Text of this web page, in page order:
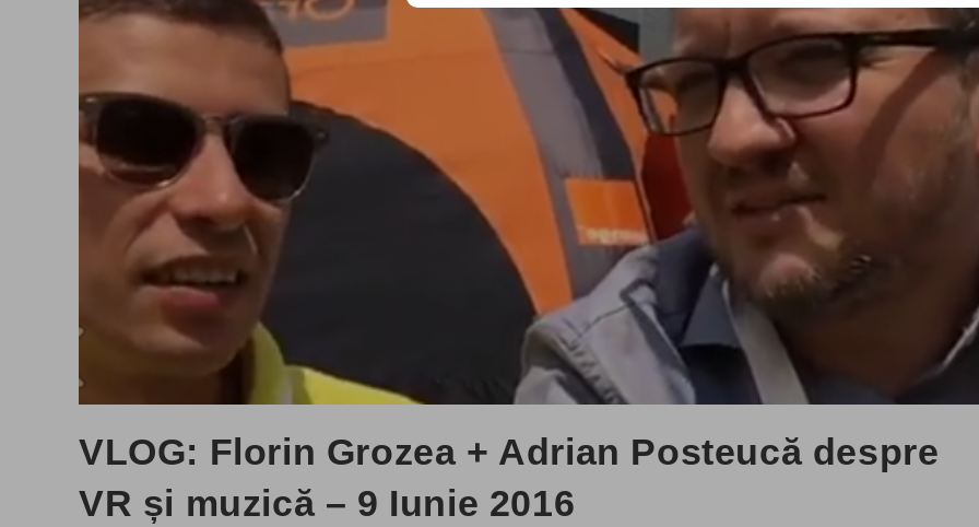
VLOG: Florin Grozea + Adrian Posteucă despre
VR și muzică – 9 Iunie 2016